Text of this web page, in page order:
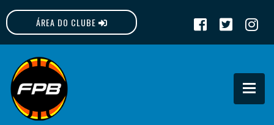
ÁREA DO CLUBE
FPB